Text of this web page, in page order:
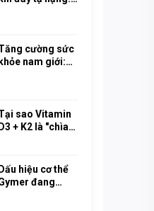
cường sức
khỏe nam giới:
sao Vitamin
D3 + K2 là "chìa
tăng
nam giới?
Dấu hiệu cơ thể
đang